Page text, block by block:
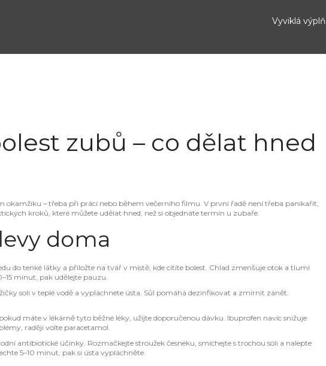
Vyviklá výplň
zubů – co dělat hned
okamžiku – třeba při práci nebo během večerního filmu. V první řadě není třeba panikařit,
kroků, které můžete udělat hned, než si objednáte termín u zubaře.
doma
do tenké látky a přiložte na tvář v místě, kde cítíte bolest. Chlad zmenšuje otok a tlumí
minut, pak udělejte pauzu.
soli v teplé vodě a vypláchnete ústa. Sůl pomáhá dezinfikovat a zmírnit zánět.
máte v lékárně tyto běžné léky, užijte doporučenou dávku. Ibuprofen navíc snižuje
raději volte paracetamol.
antibiotické účinky. Rozmačkejte stroužek česneku, smíchejte s trochou soli a nalepte
5–10 minut, pak si ústa vypláchněte.